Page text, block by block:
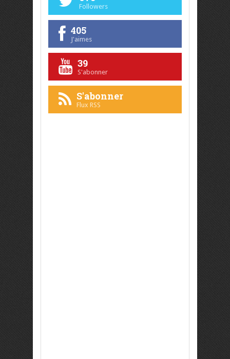
Followers
405
J'aimes
39
S'abonner
S'abonner
Flux RSS